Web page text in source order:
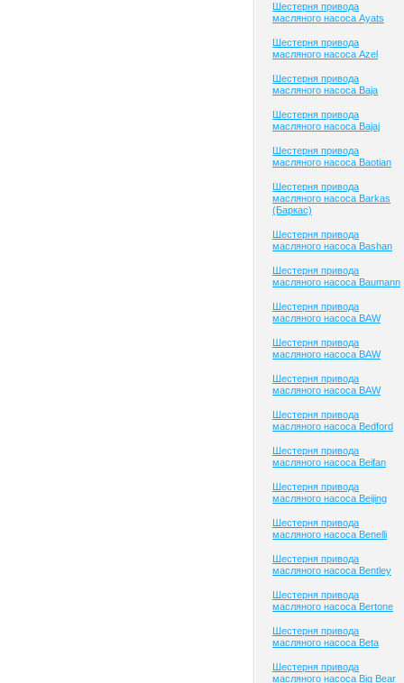
Шестерня привода
масляного насоса Ayats
Шестерня привода
масляного насоса Azel
Шестерня привода
масляного насоса Baja
Шестерня привода
масляного насоса Bajaj
Шестерня привода
масляного насоса Baotian
Шестерня привода
масляного насоса Barkas
(Баркас)
Шестерня привода
масляного насоса Bashan
Шестерня привода
масляного насоса Baumann
Шестерня привода
масляного насоса BAW
Шестерня привода
масляного насоса BAW
Шестерня привода
масляного насоса BAW
Шестерня привода
масляного насоса Bedford
Шестерня привода
масляного насоса Beifan
Шестерня привода
масляного насоса Beijing
Шестерня привода
масляного насоса Benelli
Шестерня привода
масляного насоса Bentley
Шестерня привода
масляного насоса Bertone
Шестерня привода
масляного насоса Beta
Шестерня привода
масляного насоса Big Bear